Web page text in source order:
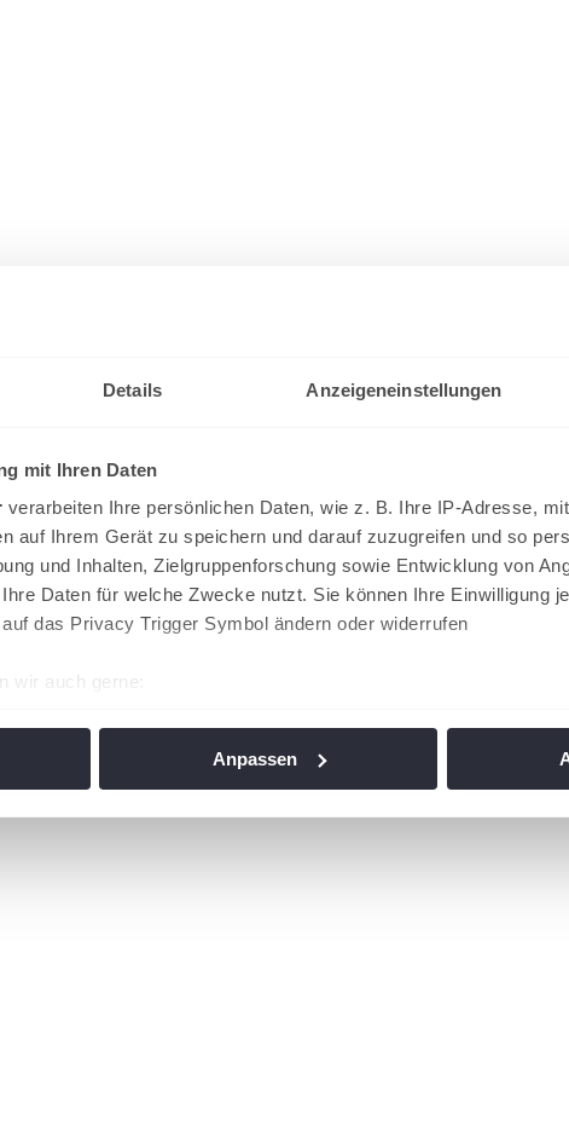
Details Anzeigeneinstellungen
mit Ihren Daten
verarbeiten Ihre persönlichen Daten, wie z. B. Ihre IP-Adresse,
auf Ihrem Gerät zu speichern und darauf zuzugreifen und so
und Inhalten, Zielgruppenforschung sowie Entwicklung von
Daten für welche Zwecke nutzt. Sie können Ihre Einwilligung
das Privacy Trigger Symbol ändern oder widerrufen
wir auch gerne:
Anpassen